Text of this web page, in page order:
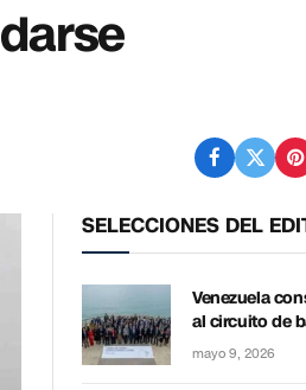
SELECCIONES DEL
Venezuela
al circuito de
mayo 9, 2026